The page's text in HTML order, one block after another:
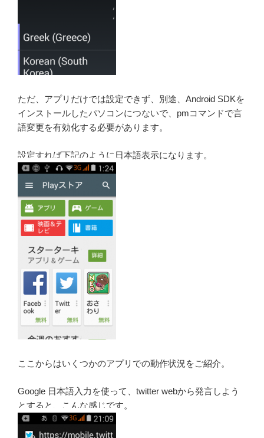
ただ、アプリだけでは設定できず、別途、Android SDKを
インストールしたパソコンにつないで、pmコマンドで言
語変更を有効化する必要があります。
設定すれば下記のように日本語表示になります。
ここからはいくつかのアプリでの動作状況をご紹介。
Google 日本語入力を使って、twitter webから発言しよう
とすると、こんな感じです。